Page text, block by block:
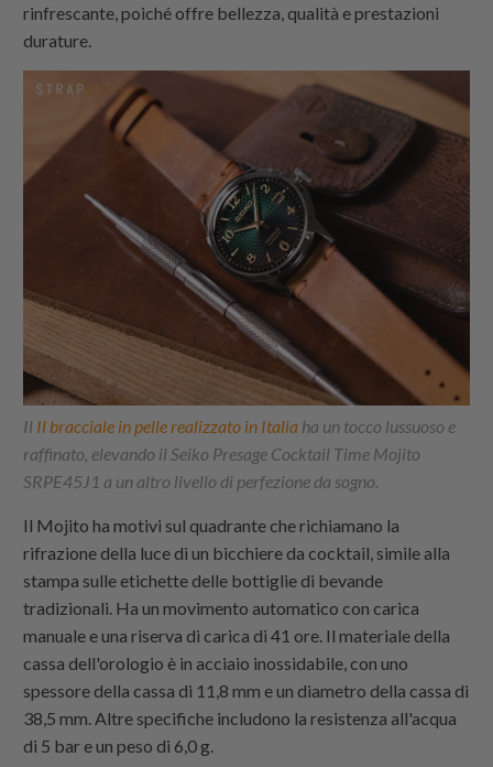
rinfrescante, poiché offre bellezza, qualità e prestazioni
durature.
Il Il bracciale in pelle realizzato in Italia ha un tocco lussuoso e
raffinato, elevando il Seiko Presage Cocktail Time Mojito
SRPE45J1 a un altro livello di perfezione da sogno.
Il Mojito ha motivi sul quadrante che richiamano la
rifrazione della luce di un bicchiere da cocktail, simile alla
stampa sulle etichette delle bottiglie di bevande
tradizionali. Ha un movimento automatico con carica
manuale e una riserva di carica di 41 ore. Il materiale della
cassa dell'orologio è in acciaio inossidabile, con uno
spessore della cassa di 11,8 mm e un diametro della cassa di
38,5 mm. Altre specifiche includono la resistenza all'acqua
di 5 bar e un peso di 6,0 g.